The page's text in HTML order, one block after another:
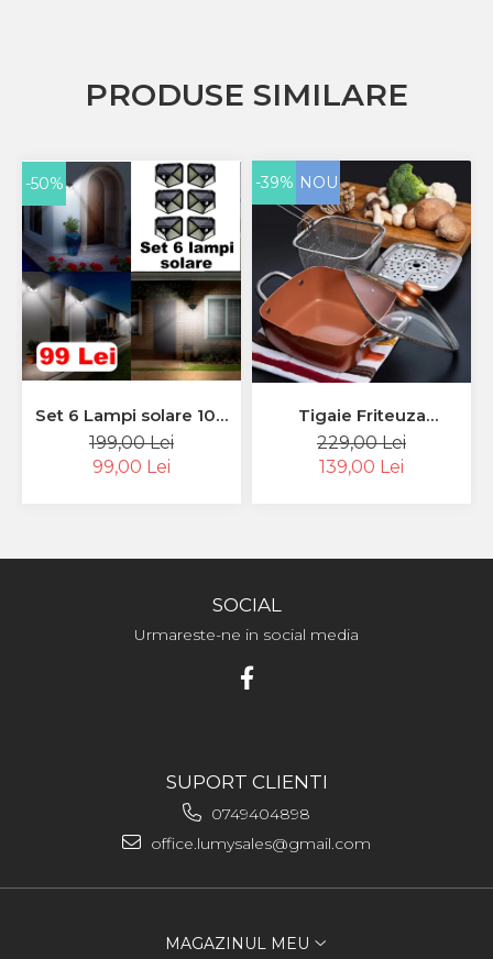
PRODUSE SIMILARE
-50%
Set 6 Lampi solare 100
LED cu senzor miscare
199,00 Lei
99,00 Lei
-39% NOU
Tigaie Friteuza
Multifunctionala Copper
Pan
229,00 Lei
139,00 Lei
SOCIAL
Urmareste-ne in social media
SUPORT CLIENTI
0749404898
office.lumysales@gmail.com
MAGAZINUL MEU